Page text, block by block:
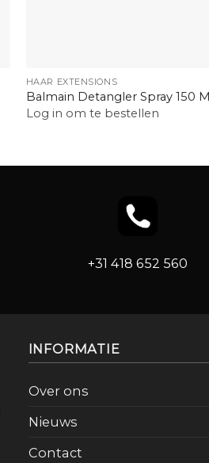
HAAR EXTENSIONS
Balmain Detangler Spray 150 Ml
Log in om te bestellen
+31 418 652 560
INFORMATIE
Over ons
Nieuws
Contact